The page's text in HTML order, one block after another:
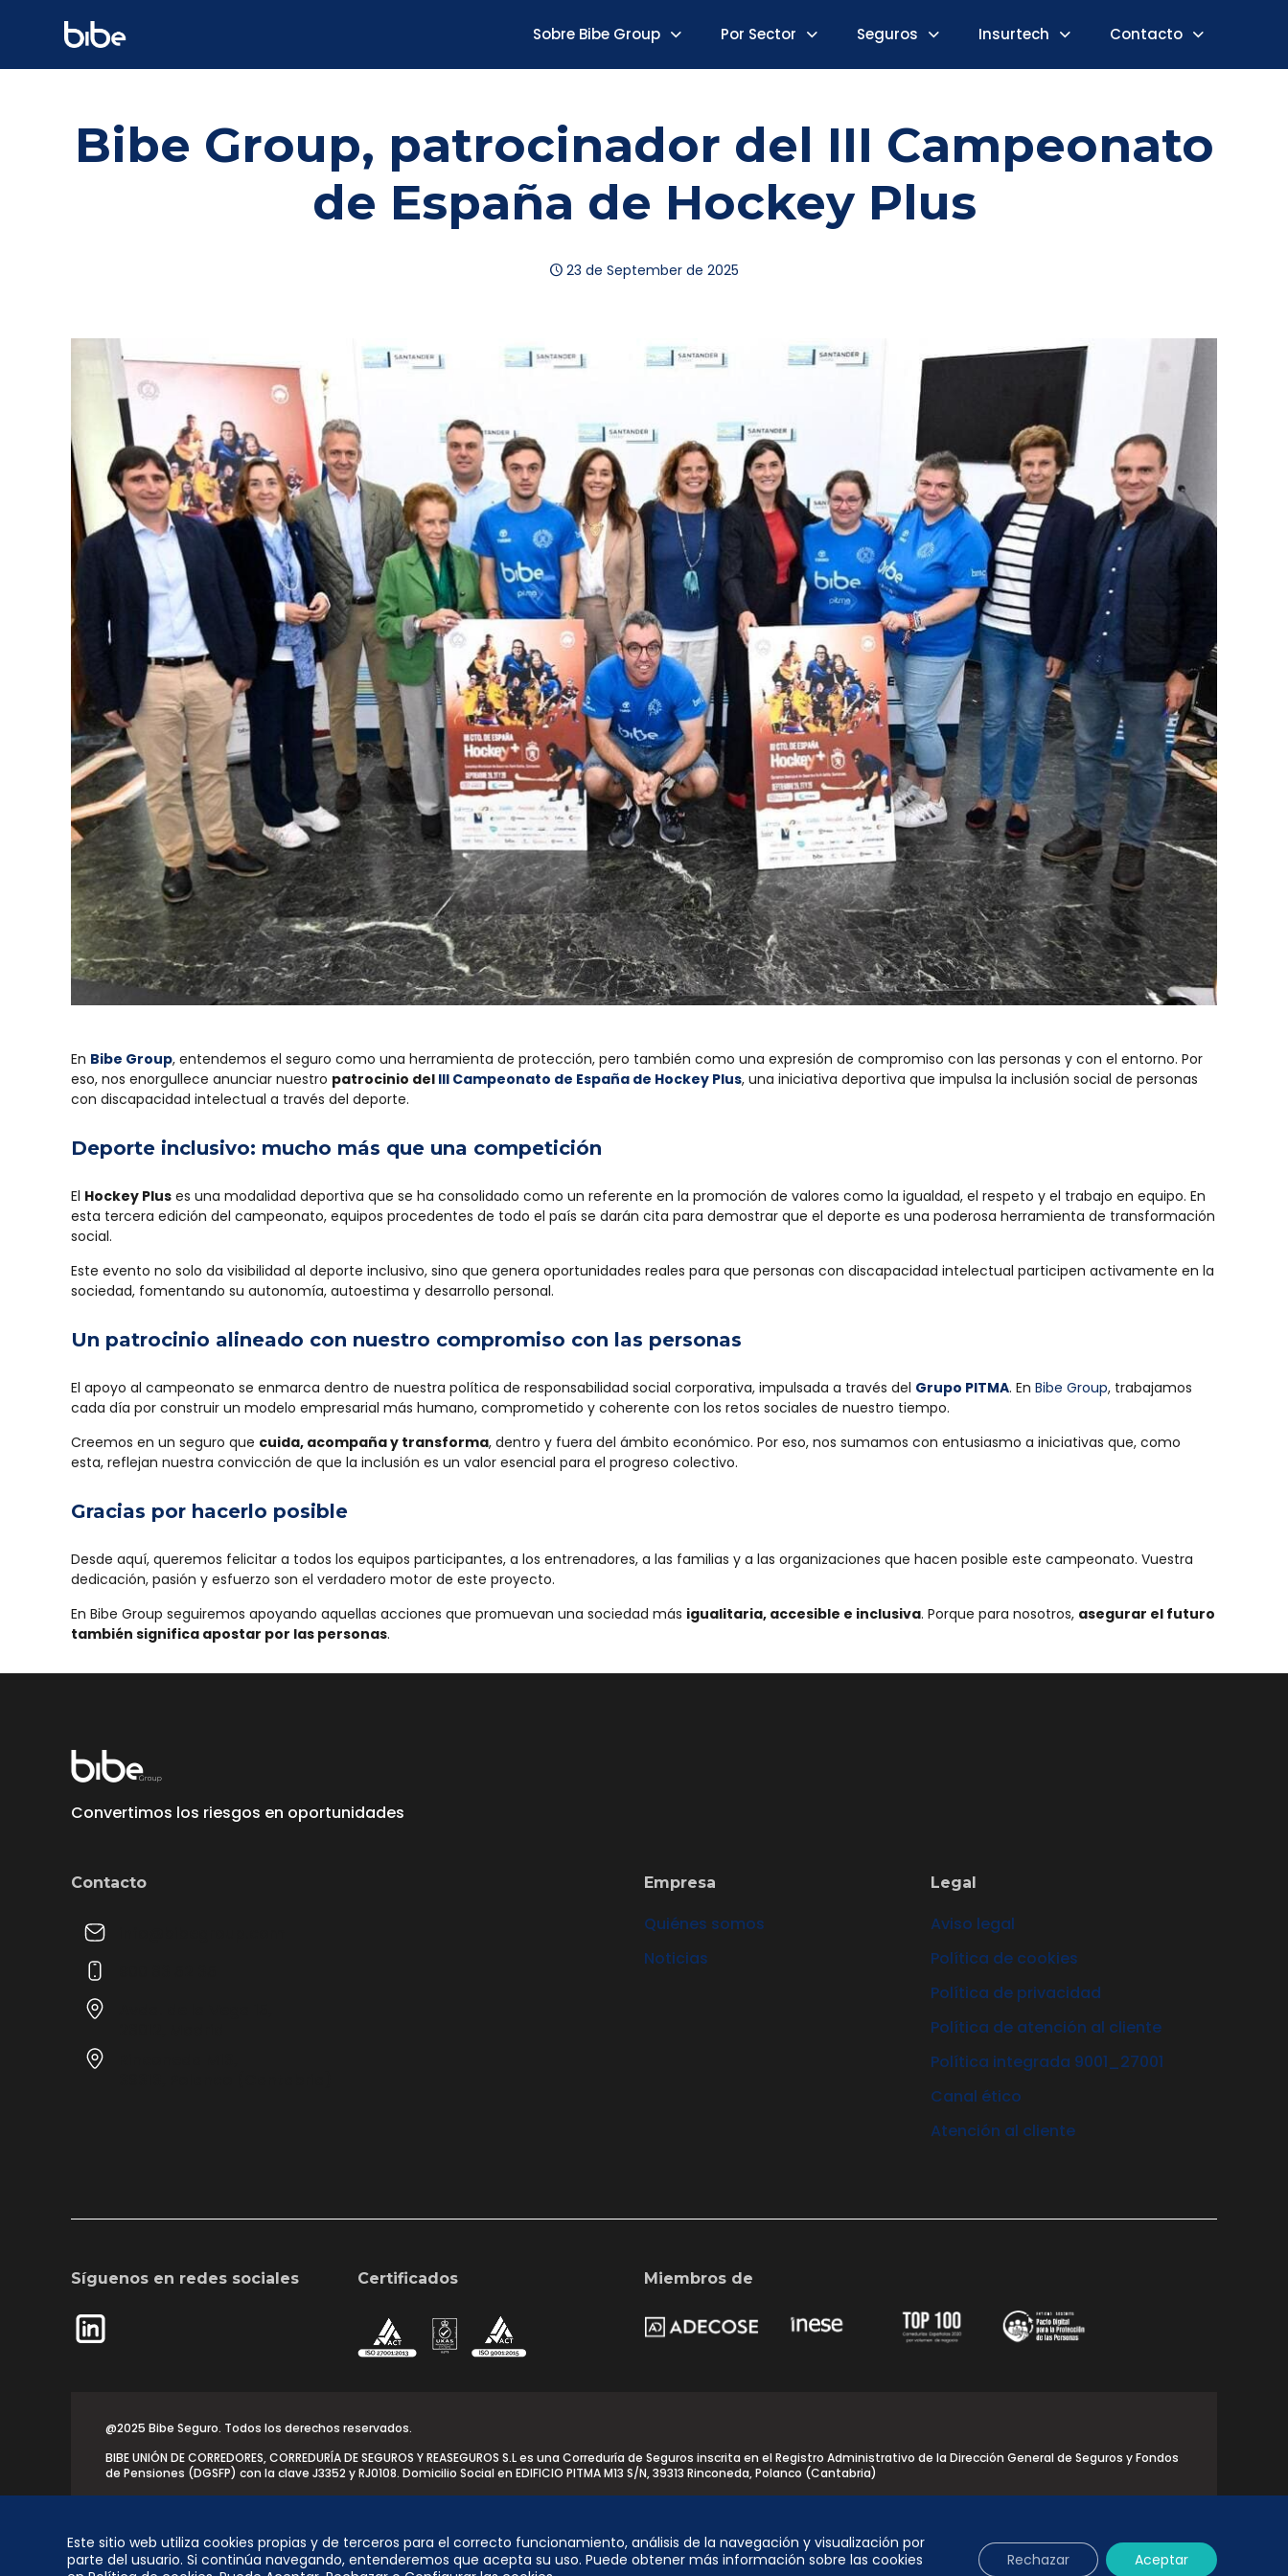
Sobre Bibe Group Por Sector Seguros Insurtech Contacto
Bibe Group, patrocinador del III Campeonato
de España de Hockey Plus
23 de September de 2025
En Bibe Group, entendemos el seguro como una herramienta de protección, pero también como una expresión de compromiso con las personas y con el entorno. Por
eso, nos enorgullece anunciar nuestro patrocinio del III Campeonato de España de Hockey Plus, una iniciativa deportiva que impulsa la inclusión social de personas
con discapacidad intelectual a través del deporte.
Deporte inclusivo: mucho más que una competición
El Hockey Plus es una modalidad deportiva que se ha consolidado como un referente en la promoción de valores como la igualdad, el respeto y el trabajo en equipo. En
esta tercera edición del campeonato, equipos procedentes de todo el país se darán cita para demostrar que el deporte es una poderosa herramienta de transformación
social.
Este evento no solo da visibilidad al deporte inclusivo, sino que genera oportunidades reales para que personas con discapacidad intelectual participen activamente en la
sociedad, fomentando su autonomía, autoestima y desarrollo personal.
Un patrocinio alineado con nuestro compromiso con las personas
El apoyo al campeonato se enmarca dentro de nuestra política de responsabilidad social corporativa, impulsada a través del Grupo PITMA. EnBibe Group, trabajamos
cada día por construir un modelo empresarial más humano, comprometido y coherente con los retos sociales de nuestro tiempo.
Creemos en un seguro que cuida, acompaña y transforma, dentro y fuera del ámbito económico. Por eso, nos sumamos con entusiasmo a iniciativas que, como
esta, reflejan nuestra convicción de que la inclusión es un valor esencial para el progreso colectivo.
Gracias por hacerlo posible
Desde aquí, queremos felicitar a todos los equipos participantes, a los entrenadores, a las familias y a las organizaciones que hacen posible este campeonato. Vuestra
dedicación, pasión y esfuerzo son el verdadero motor de este proyecto.
En Bibe Group seguiremos apoyando aquellas acciones que promuevan una sociedad más igualitaria, accesible e inclusiva. Porque para nosotros, asegurar el futuro
también significa apostar por las personas.
Convertimos los riesgos en oportunidades
Contacto Empresa
Quiénes somos
Noticias
Legal
Aviso legal
Política de cookies
Política de privacidad
Política de atención al cliente
Política integrada 9001_27001
Canal ético
Atención al cliente
Síguenos en redes sociales Certificados Miembros de
@2025 Bibe Seguro. Todos los derechos reservados.
BIBE UNIÓN DE CORREDORES, CORREDURÍA DE SEGUROS Y REASEGUROS S.L es una Correduría de Seguros inscrita en el Registro Administrativo de la Dirección General de Seguros y Fondos
de Pensiones (DGSFP) con la clave J3352 y RJ0108. Domicilio Social en EDIFICIO PITMA M13 S/N, 39313 Rinconeda, Polanco (Cantabria)
Desarrollado por
Este sitio web utiliza cookies propias y de terceros para el correcto funcionamiento, análisis de la navegación y visualización por
parte del usuario. Si continúa navegando, entenderemos que acepta su uso. Puede obtener más información sobre las cookies
Aceptar
Rechazar